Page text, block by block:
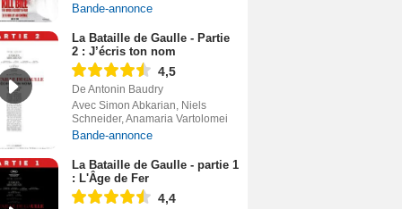
Bande-annonce
La Bataille de Gaulle - Partie
2 : J’écris ton nom
4,5
De Antonin Baudry
Avec Simon Abkarian, Niels
Schneider, Anamaria Vartolomei
Bande-annonce
La Bataille de Gaulle - partie 1
: L'Âge de Fer
4,4